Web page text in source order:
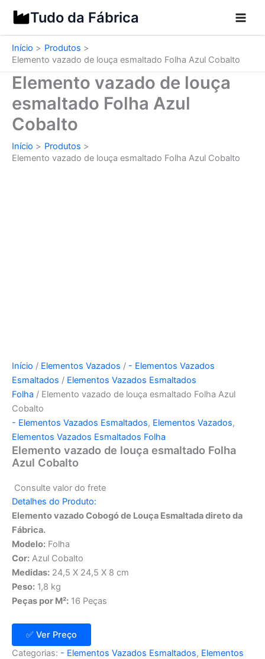
para
o
conteúdo
Tudo da Fábrica
Início
Produtos
Elemento vazado de louça esmaltado Folha Azul Cobalto
Elemento vazado de louça
esmaltado Folha Azul
Cobalto
Início
Produtos
Elemento vazado de louça esmaltado Folha Azul Cobalto
Início / Elementos Vazados / - Elementos Vazados
Esmaltados / Elementos Vazados Esmaltados
Folha / Elemento vazado de louça esmaltado Folha Azul
Cobalto
- Elementos Vazados Esmaltados, Elementos Vazados,
Elementos Vazados Esmaltados Folha
Elemento vazado de louça esmaltado Folha
Azul Cobalto
Consulte valor do frete
Detalhes do Produto:
Elemento vazado Cobogó de Louça Esmaltada direto da
Fábrica.
Modelo: Folha
Cor: Azul Cobalto
Medidas: 24,5 X 24,5 X 8 cm
Peso: 1,8 kg
Peças por M²: 16 Peças
✅ Ver Preço
Categorias: - Elementos Vazados Esmaltados, Elementos